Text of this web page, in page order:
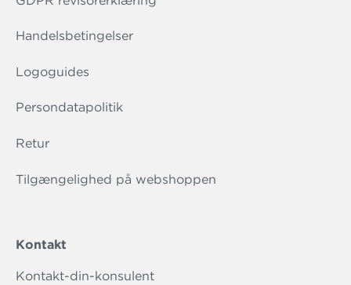
Handelsbetingelser
Logoguides
Persondatapolitik
Retur
Tilgængelighed på webshoppen
Kontakt
Kontakt-din-konsulent